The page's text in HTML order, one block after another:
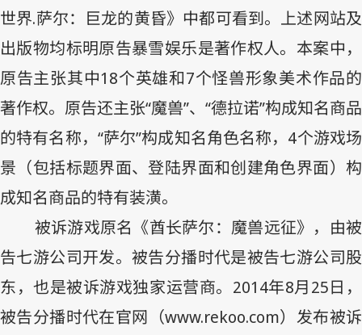
世界.萨尔：巨龙的黄昏》中都可看到。上述网站及
出版物均标明原告暴雪娱乐是著作权人。本案中，
原告主张其中18个英雄和7个怪兽形象美术作品的
著作权。原告还主张“魔兽”、“德拉诺”构成知名商品
的特有名称，“萨尔”构成知名角色名称， 4个游戏场
景（包括标题界面、登陆界面和创建角色界面）构
成知名商品的特有装潢。
被诉游戏原名《酋长萨尔：魔兽远征》，由被
告七游公司开发。被告分播时代是被告七游公司股
东，也是被诉游戏独家运营商。 2014年8月25日，
被告分播时代在官网（www.rekoo.com）发布被诉